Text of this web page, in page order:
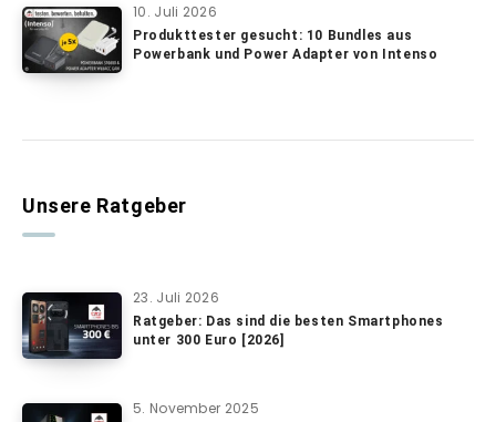
10. Juli 2026
Produkttester gesucht: 10 Bundles aus
Powerbank und Power Adapter von Intenso
Unsere Ratgeber
23. Juli 2026
Ratgeber: Das sind die besten Smartphones
unter 300 Euro [2026]
5. November 2025